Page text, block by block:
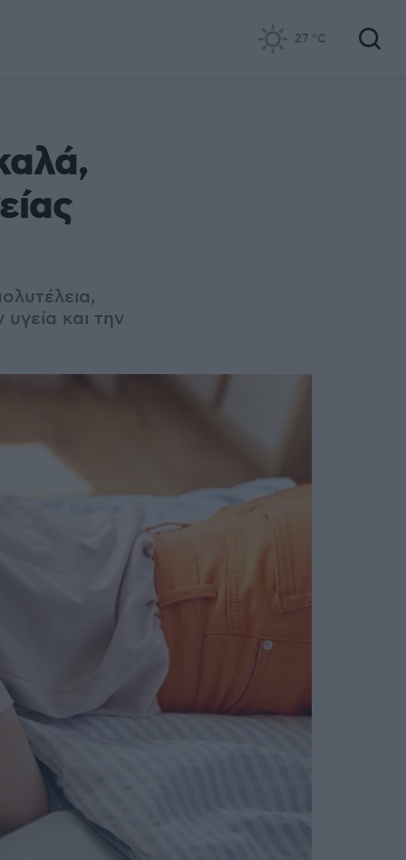
27 °C
και την